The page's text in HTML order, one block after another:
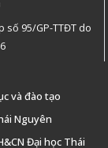
số 95/GP-TTĐT do
và đào tạo
Nguyên
Đại học Thái